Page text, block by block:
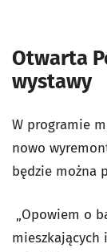
Otwarta
wystawy
W programie
nowo
będzie można
„Opowiem o
mieszkających